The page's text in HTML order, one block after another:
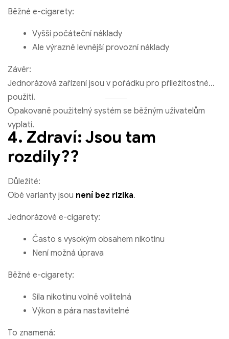
Běžné e-cigarety:
Vyšší počáteční náklady
Ale výrazně levnější provozní náklady
Závěr:
Jednorázová zařízení jsou v pořádku pro příležitostné
použití.
Opakovaně použitelný systém se běžným uživatelům
vyplatí.
4. Zdraví: Jsou tam
rozdíly??
Důležité:
Obě varianty jsou není bez rizika.
Jednorázové e-cigarety:
Často s vysokým obsahem nikotinu
Není možná úprava
Běžné e-cigarety:
Síla nikotinu volně volitelná
Výkon a pára nastavitelné
To znamená: